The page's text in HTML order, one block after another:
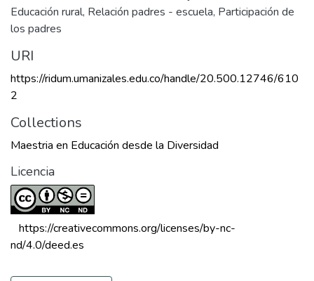
Educación rural, Relación padres - escuela, Participación de
los padres
URI
https://ridum.umanizales.edu.co/handle/20.500.12746/610
2
Collections
Maestria en Educación desde la Diversidad
Licencia
https://creativecommons.org/licenses/by-nc-
nd/4.0/deed.es